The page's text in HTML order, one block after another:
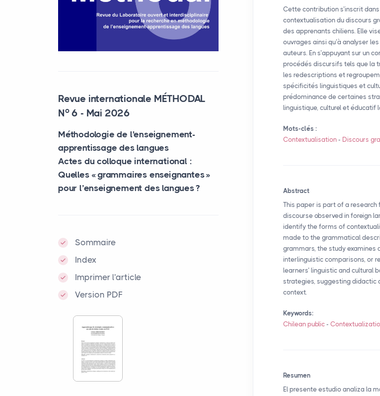
Cette contribution s’inscrit
contextualisation du discours
des apprenants chiliens. Elle
ouvrages ainsi qu’à analyser
auteurs. En s’appuyant sur un
procédés discursifs tels que la
les redescriptions et
spécificités linguistiques et
prédominance de certaines
linguistique, culturel et éducatif
Mots-clés :
Contextualisation - Discours
Abstract
This paper is part of a
discourse observed in foreign
identify the forms of
made to the grammatical
grammars, the study examines
interlinguistic comparisons, or
learners’ linguistic and cultural
strategies, suggesting didactic
context.
Keywords:
Chilean public -
Resumen
El presente estudio analiza la
Revue internationale MÉTHODAL
No6 - Mai 2026
Méthodologie de l'enseignement-
apprentissage des langues
Actes du colloque international :
Quelles «grammaires enseignantes»
pour l’enseignement des langues?
Sommaire
Index
Imprimer l'article
Version PDF